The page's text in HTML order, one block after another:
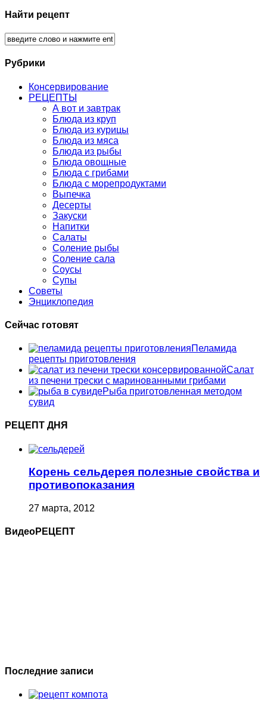
Найти рецепт
Рубрики
Консервирование
РЕЦЕПТЫ
А вот и завтрак
Блюда из круп
Блюда из курицы
Блюда из мяса
Блюда из рыбы
Блюда овощные
Блюда с грибами
Блюда с морепродуктами
Выпечка
Десерты
Закуски
Напитки
Салаты
Соление рыбы
Соление сала
Соусы
Супы
Советы
Энциклопедия
Сейчас готовят
Пеламида
рецепты приготовления
Салат
из печени трески с маринованными грибами
Рыба приготовленная методом
сувид
РЕЦЕПТ ДНЯ
Корень сельдерея полезные свойства и
противопоказания
27 марта, 2012
ВидеоРЕЦЕПТ
Последние записи